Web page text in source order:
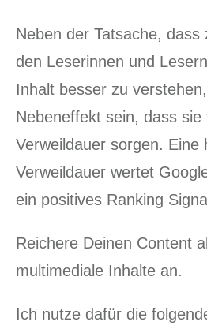
Neben der Tatsache, dass
den Leserinnen und
Inhalt besser zu
Nebeneffekt sein, dass
Verweildauer sorgen. Eine
Verweildauer wertet
ein positives Ranking
Reichere Deinen Content
multimediale Inhalte an.
Ich nutze dafür die